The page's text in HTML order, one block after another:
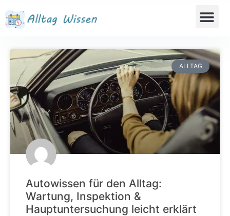
ALLTAG
Autowissen für den Alltag:
Wartung, Inspektion &
Hauptuntersuchung leicht erklärt